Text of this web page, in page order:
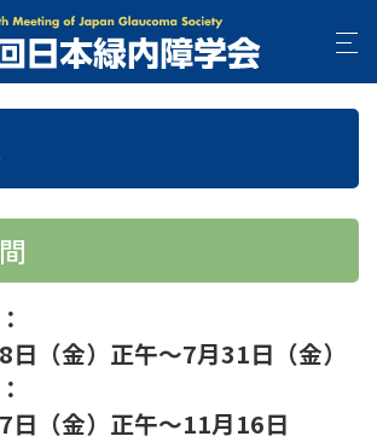
（金）正午～7月31日（金）
日（金）正午～11月16日